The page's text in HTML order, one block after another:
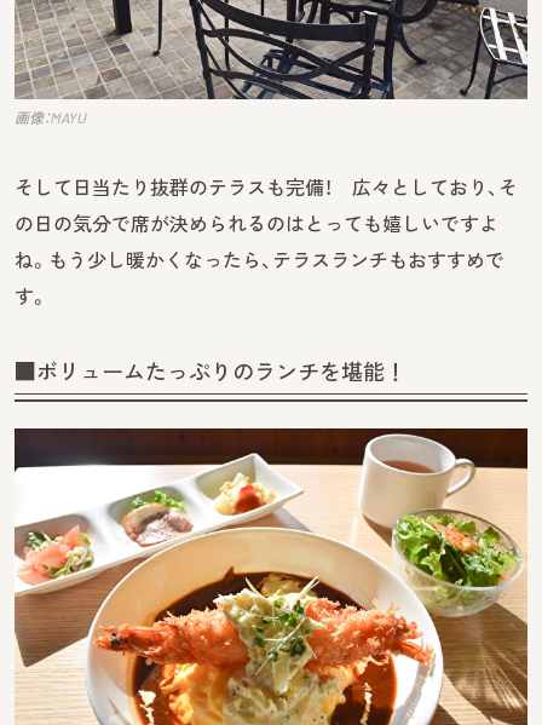
画像：MAYU
そして日当たり抜群のテラスも完備！ 広々としており、そ
の日の気分で席が決められるのはとっても嬉しいですよ
ね。もう少し暖かくなったら、テラスランチもおすすめで
す。
■ボリュームたっぷりのランチを堪能！